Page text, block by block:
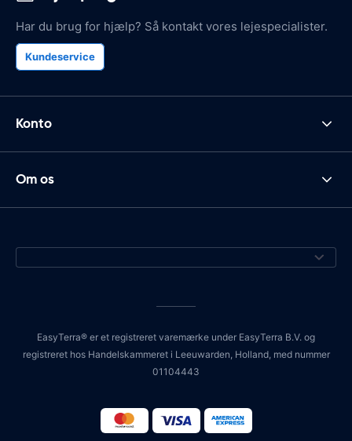
Har du brug for hjælp? Så kontakt vores lejespecialister.
Kundeservice
Konto
Om os
EasyTerra® er et registreret varemærke under EasyTerra B.V. og
registreret hos Handelskammeret i Leeuwarden, Holland, med nummer
01104443